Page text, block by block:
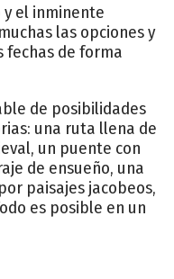
y el inminente
las opciones y
fechas de forma
de posibilidades
una ruta llena de
un puente con
de ensueño, una
paisajes jacobeos,
es posible en un